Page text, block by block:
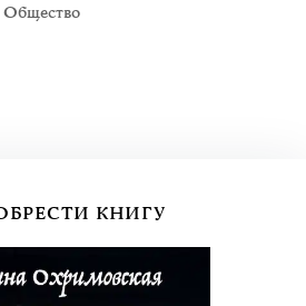
Общество
КНИГУ